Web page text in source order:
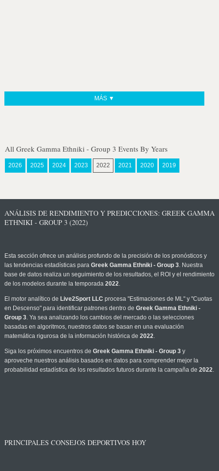
MÁS ▼
All Greek Gamma Ethniki - Group 3 Events By Years
2026 2025 2024 2023 2022 2021 2020 2019
ANÁLISIS DE RENDIMIENTO Y PREDICCIONES: GREEK GAMMA
ETHNIKI - GROUP 3 (2022)
Esta sección ofrece un análisis profundo de la precisión de los pronósticos y
las tendencias estadísticas para Greek Gamma Ethniki - Group 3. Nuestra
base de datos realiza un seguimiento de los resultados, el ROI y el rendimiento
de los modelos durante la temporada 2022.
El motor analítico de Live2Sport LLC procesa "Estimaciones de ML" y "Cuotas
en Descenso" para identificar patrones dentro de Greek Gamma Ethniki -
Group 3. Ya sea analizando los cambios del mercado o las selecciones
basadas en algoritmos, nuestros datos se basan en una evaluación
matemática rigurosa de la información histórica de 2022.
Siga los próximos encuentros de Greek Gamma Ethniki - Group 3y
aproveche nuestros análisis basados en datos para comprender mejor la
probabilidad estadística de los resultados futuros durante la campaña de 2022.
PRINCIPALES CONSEJOS DEPORTIVOS HOY